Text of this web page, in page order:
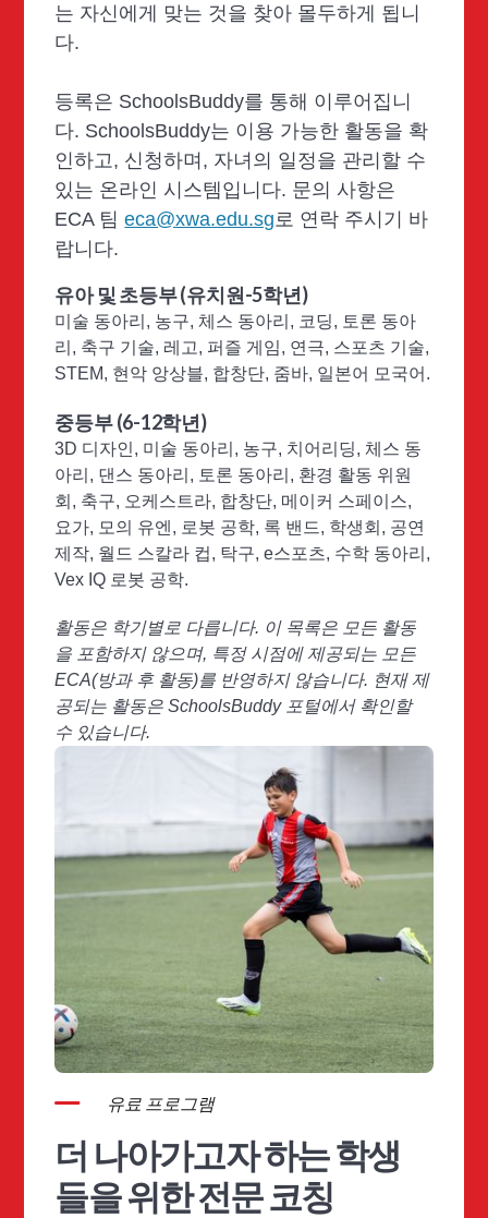
는 자신에게 맞는 것을 찾아 몰두하게 됩니
다.
등록은 SchoolsBuddy를 통해 이루어집니
다. SchoolsBuddy는 이용 가능한 활동을 확
인하고, 신청하며, 자녀의 일정을 관리할 수
있는 온라인 시스템입니다. 문의 사항은
ECA 팀eca@xwa.edu.sg로 연락 주시기 바
랍니다.
유아 및 초등부 (유치원-5학년)
미술 동아리, 농구, 체스 동아리, 코딩, 토론 동아
리, 축구 기술, 레고, 퍼즐 게임, 연극, 스포츠 기술,
STEM, 현악 앙상블, 합창단, 줌바, 일본어 모국어.
중등부 (6-12학년)
3D 디자인, 미술 동아리, 농구, 치어리딩, 체스 동
아리, 댄스 동아리, 토론 동아리, 환경 활동 위원
회, 축구, 오케스트라, 합창단, 메이커 스페이스,
요가, 모의 유엔, 로봇 공학, 록 밴드, 학생회, 공연
제작, 월드 스칼라 컵, 탁구, e스포츠, 수학 동아리,
Vex IQ 로봇 공학.
활동은 학기별로 다릅니다. 이 목록은 모든 활동
을 포함하지 않으며, 특정 시점에 제공되는 모든
ECA(방과 후 활동)를 반영하지 않습니다. 현재 제
공되는 활동은 SchoolsBuddy 포털에서 확인할
수 있습니다.
유료 프로그램
더 나아가고자 하는 학생
들을 위한 전문 코칭